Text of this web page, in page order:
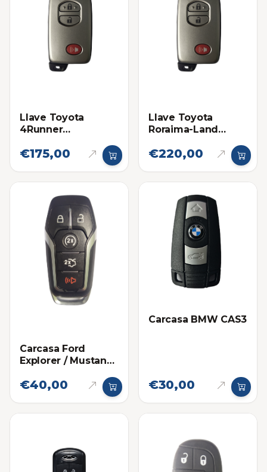
Llave Toyota
4Runner
€175,00
Llave Toyota
Roraima-Land
€220,00
Carcasa Ford
Explorer / Mustang
botones
€40,00
Carcasa BMW CAS3
€30,00